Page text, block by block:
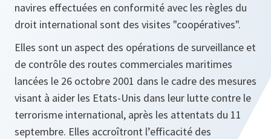
navires effectuées en conformité avec les règles du
droit international sont des visites "coopératives".
Elles sont un aspect des opérations de surveillance et
de contrôle des routes commerciales maritimes
lancées le 26 octobre 2001 dans le cadre des mesures
visant à aider les Etats-Unis dans leur lutte contre le
terrorisme international, après les attentats du 11
septembre. Elles accroîtront l’efficacité des